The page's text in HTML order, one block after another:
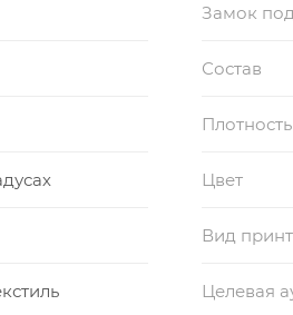
Замок
Состав
Цвет
Вид
Целевая